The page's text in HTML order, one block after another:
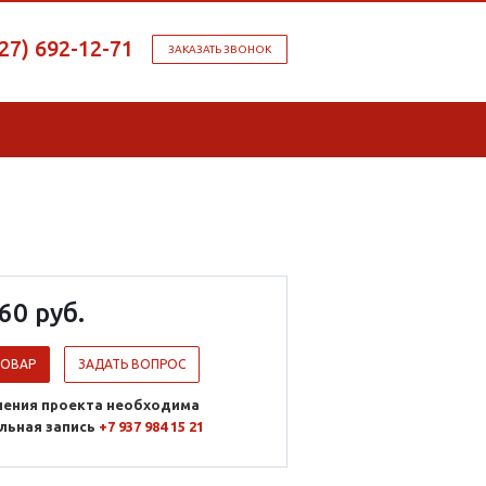
ЗАКАЗАТЬ ЗВОНОК
692-12-71
руб.
ЗАДАТЬ ВОПРОС
проекта необходима
запись +7 937 984 15 21